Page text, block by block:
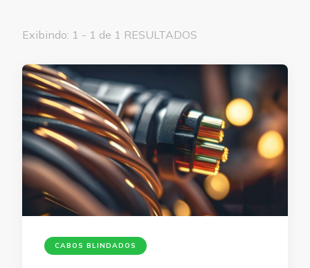
Exibindo: 1 - 1 de 1 RESULTADOS
CABOS BLINDADOS